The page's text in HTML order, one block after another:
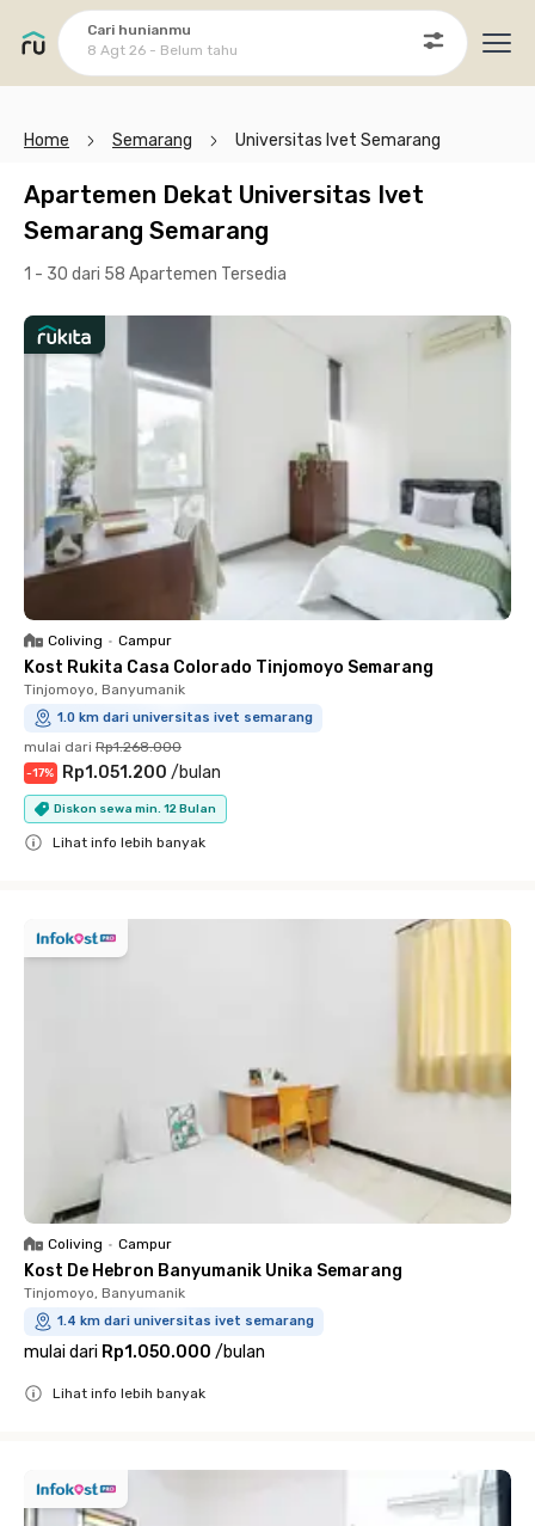
Cari hunianmu
8 Agt 26 - Belum tahu
Home Semarang Universitas Ivet Semarang
Apartemen Dekat Universitas Ivet
Semarang Semarang
1 - 30 dari 58 Apartemen Tersedia
Coliving • Campur
Kost Rukita Casa Colorado Tinjomoyo Semarang
Tinjomoyo, Banyumanik
1.0 km dari universitas ivet semarang
mulai dari Rp1.268.000
-17% Rp1.051.200 /bulan
Diskon sewa min. 12 Bulan
Lihat info lebih banyak
Coliving • Campur
Kost De Hebron Banyumanik Unika Semarang
Tinjomoyo, Banyumanik
1.4 km dari universitas ivet semarang
mulai dari Rp1.050.000 /bulan
Lihat info lebih banyak